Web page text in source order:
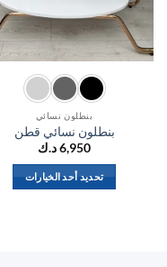
بنطلون نسائي
بنطلون نسائي قطن
6,950د.ك
تحديد أحد الخيارات